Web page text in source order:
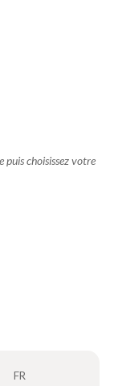
puis choisissez votre
FR